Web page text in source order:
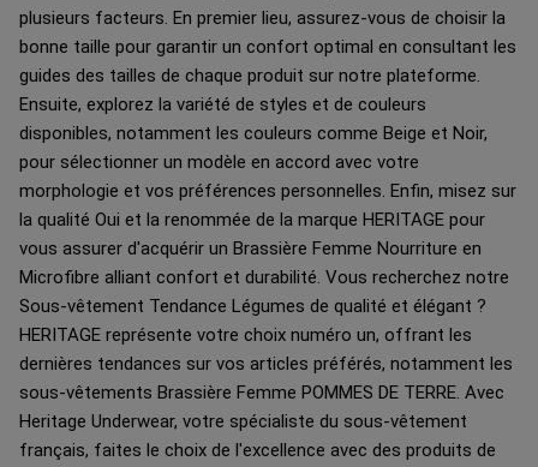
plusieurs facteurs. En premier lieu, assurez-vous de choisir la
bonne taille pour garantir un confort optimal en consultant les
guides des tailles de chaque produit sur notre plateforme.
Ensuite, explorez la variété de styles et de couleurs
disponibles, notamment les couleurs comme Beige et Noir,
pour sélectionner un modèle en accord avec votre
morphologie et vos préférences personnelles. Enfin, misez sur
la qualité Oui et la renommée de la marque HERITAGE pour
vous assurer d'acquérir un Brassière Femme Nourriture en
Microfibre alliant confort et durabilité. Vous recherchez notre
Sous-vêtement Tendance Légumes de qualité et élégant ?
HERITAGE représente votre choix numéro un, offrant les
dernières tendances sur vos articles préférés, notamment les
sous-vêtements Brassière Femme POMMES DE TERRE. Avec
Heritage Underwear, votre spécialiste du sous-vêtement
français, faites le choix de l'excellence avec des produits de